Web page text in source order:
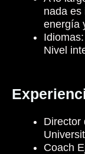
nada es
energía
Nivel
Director
Coach